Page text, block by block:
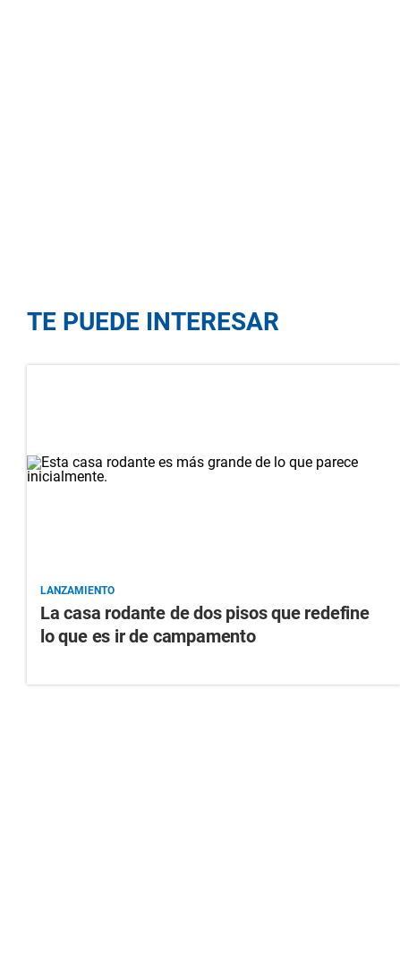
TE PUEDE INTERESAR
LANZAMIENTO
La casa rodante de dos pisos que redefine
lo que es ir de campamento